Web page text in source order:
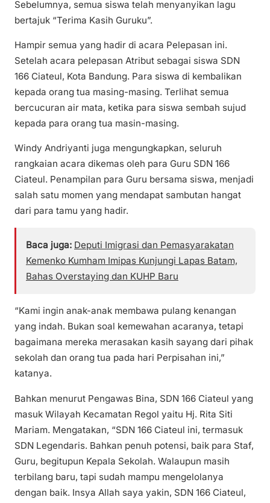
Sebelumnya, semua siswa telah menyanyikan lagu
bertajuk “Terima Kasih Guruku”.
Hampir semua yang hadir di acara Pelepasan ini.
Setelah acara pelepasan Atribut sebagai siswa SDN
166 Ciateul, Kota Bandung. Para siswa di kembalikan
kepada orang tua masing-masing. Terlihat semua
bercucuran air mata, ketika para siswa sembah sujud
kepada para orang tua masin-masing.
Windy Andriyanti juga mengungkapkan, seluruh
rangkaian acara dikemas oleh para Guru SDN 166
Ciateul. Penampilan para Guru bersama siswa, menjadi
salah satu momen yang mendapat sambutan hangat
dari para tamu yang hadir.
Baca juga: Deputi Imigrasi dan Pemasyarakatan
Kemenko Kumham Imipas Kunjungi Lapas Batam,
Bahas Overstaying dan KUHP Baru
“Kami ingin anak-anak membawa pulang kenangan
yang indah. Bukan soal kemewahan acaranya, tetapi
bagaimana mereka merasakan kasih sayang dari pihak
sekolah dan orang tua pada hari Perpisahan ini,”
katanya.
Bahkan menurut Pengawas Bina, SDN 166 Ciateul yang
masuk Wilayah Kecamatan Regol yaitu Hj. Rita Siti
Mariam. Mengatakan, “SDN 166 Ciateul ini, termasuk
SDN Legendaris. Bahkan penuh potensi, baik para Staf,
Guru, begitupun Kepala Sekolah. Walaupun masih
terbilang baru, tapi sudah mampu mengelolanya
dengan baik. Insya Allah saya yakin, SDN 166 Ciateul,